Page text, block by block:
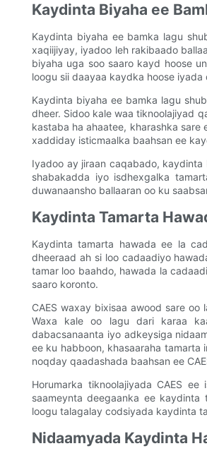
Kaydinta Biyaha ee
Kaydinta biyaha ee bamka lagu
xaqiijiyay, iyadoo leh rakibaado
biyaha uga soo saaro kayd hoose
loogu sii daayaa kaydka hoose
Kaydinta biyaha ee bamka lagu
dheer. Sidoo kale waa tiknoolajiyad
kastaba ha ahaatee, kharashka
xaddiday isticmaalka baahsan ee
Iyadoo ay jiraan caqabado,
shabakadda iyo isdhexgalka
duwanaansho ballaaran oo ku
Kaydinta Tamarta
Kaydinta tamarta hawada ee la
dheeraad ah si loo cadaadiyo
tamar loo baahdo, hawada la
saaro koronto.
CAES waxay bixisaa awood sare
Waxa kale oo lagu dari karaa
dabacsanaanta iyo adkeysiga
ee ku habboon, khasaaraha
noqday qaadashada baahsan ee
Horumarka tiknoolajiyada CAES
saameynta deegaanka ee
loogu talagalay codsiyada kaydinta
Nidaamyada Kaydinta